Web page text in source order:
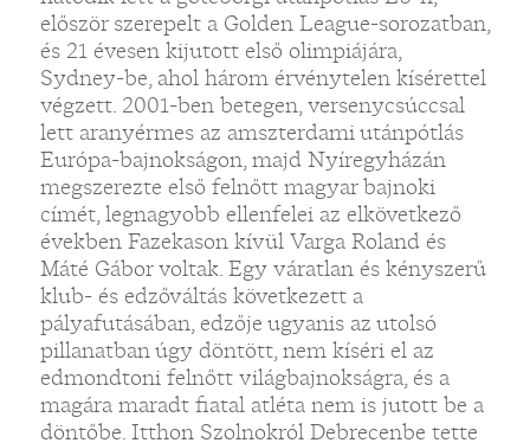
először szerepelt a Golden League-sorozatban,
és 21 évesen kijutott első olimpiájára,
Sydney-be, ahol három érvénytelen kísérettel
végzett. 2001-ben betegen, versenycsúccsal
lett aranyérmes az amszterdami utánpótlás
Európa-bajnokságon, majd Nyíregyházán
megszerezte első felnőtt magyar bajnoki
címét, legnagyobb ellenfelei az elkövetkező
években Fazekason kívül Varga Roland és
Máté Gábor voltak. Egy váratlan és kényszerű
klub- és edzőváltás következett a
pályafutásában, edzője ugyanis az utolsó
pillanatban úgy döntött, nem kíséri el az
edmondtoni felnőtt világbajnokságra, és a
magára maradt fiatal atléta nem is jutott be a
döntőbe. Itthon Szolnokról Debrecenbe tette